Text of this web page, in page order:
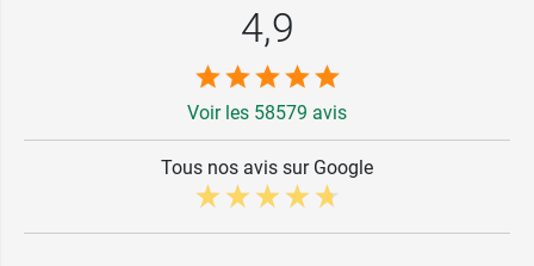
4,9
Voir les 58579 avis
Tous nos avis sur Google